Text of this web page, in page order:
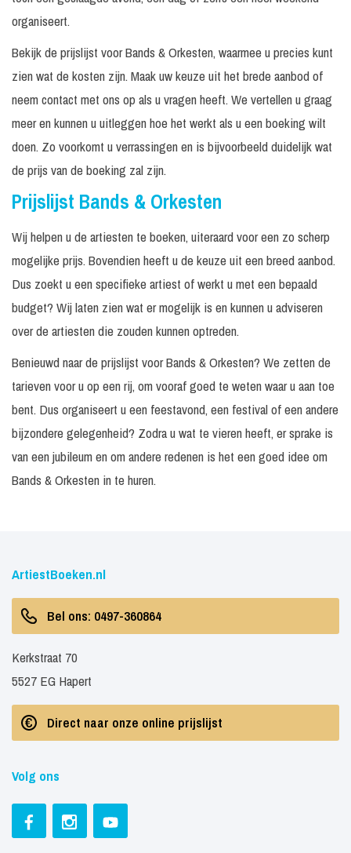
organiseert.
Bekijk de prijslijst voor Bands & Orkesten, waarmee u precies kunt
zien wat de kosten zijn. Maak uw keuze uit het brede aanbod of
neem contact met ons op als u vragen heeft. We vertellen u graag
meer en kunnen u uitleggen hoe het werkt als u een boeking wilt
doen. Zo voorkomt u verrassingen en is bijvoorbeeld duidelijk wat
de prijs van de boeking zal zijn.
Prijslijst Bands & Orkesten
Wij helpen u de artiesten te boeken, uiteraard voor een zo scherp
mogelijke prijs. Bovendien heeft u de keuze uit een breed aanbod.
Dus zoekt u een specifieke artiest of werkt u met een bepaald
budget? Wij laten zien wat er mogelijk is en kunnen u adviseren
over de artiesten die zouden kunnen optreden.
Benieuwd naar de prijslijst voor Bands & Orkesten? We zetten de
tarieven voor u op een rij, om vooraf goed te weten waar u aan toe
bent. Dus organiseert u een feestavond, een festival of een andere
bijzondere gelegenheid? Zodra u wat te vieren heeft, er sprake is
van een jubileum en om andere redenen is het een goed idee om
Bands & Orkesten in te huren.
ArtiestBoeken.nl
Bel ons: 0497-360864
Kerkstraat 70
5527 EG Hapert
Direct naar onze online prijslijst
Volg ons